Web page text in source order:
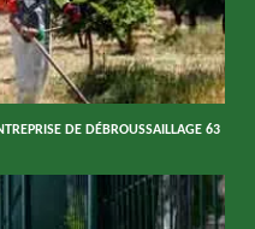
DE DÉBROUSSAILLAGE 63